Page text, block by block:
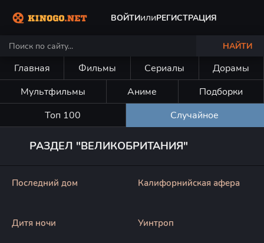
ВОЙТИилиРЕГИСТРАЦИЯ
НАЙТИ
Главная Фильмы Сериалы
Дорамы
Мультфильмы
Аниме
Подборки
Топ 100
Случайное
РАЗДЕЛ "ВЕЛИКОБРИТАНИЯ"
Последний дом Калифорнийская афера
Дитя ночи Уинтроп